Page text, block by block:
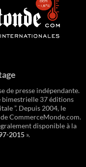
de presse indépendante.
bimestrielle 37 éditions
”. Depuis 2004, le
CommerceMonde.com.
disponible à la
2015 ».